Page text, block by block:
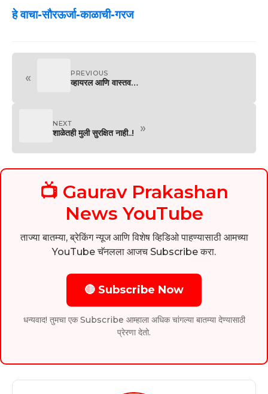
हे वाचा-सौरऊर्जा-काळाची-गरज
« PREVIOUS
व्हायरल आणि वास्तव…
NEXT
शाळेतही मुली सुरक्षित नाही..! »
📺 Gaurav Prakashan
News YouTube
ताज्या बातम्या, ब्रेकिंग न्यूज आणि विशेष व्हिडिओ पाहण्यासाठी आमच्या
YouTube चॅनलला आजच Subscribe करा.
🔴 Subscribe Now
धन्यवाद! तुमचा एक Subscribe आम्हाला अधिक चांगल्या बातम्या देण्यासाठी
प्रेरणा देतो.